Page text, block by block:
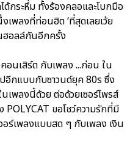
กระหึ่ม ทั้งร้องคลอและโบกมือ
พลงที่ท่อนฮิต ‘ที่สุดเลยเว้ย
ฮอลล์กันอีกครั้ง
อนเสิร์ต กับเพลง ...ก่อน ใน
ปอีกแบบกับซาวนด์ยุค 80s ซึ่ง
เพลงนี้ด้วย ต่อด้วยเซอร์ไพรส์
POLYCAT ขอโชว์ความรักที่มี
ร์เพลงแบบสด ๆ กับเพลง เงิน